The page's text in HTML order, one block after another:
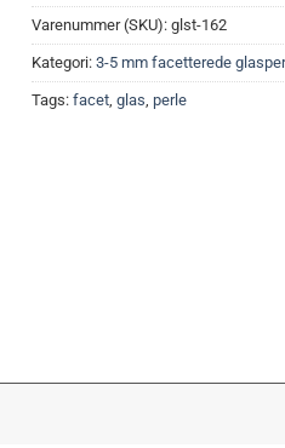
Varenummer (SKU): glst-162
Kategori: 3-5 mm facetterede
Tags: facet glas perle